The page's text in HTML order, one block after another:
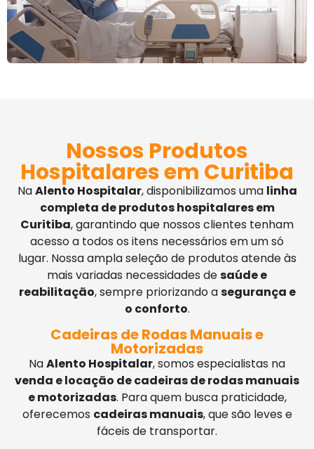
Nossos Produtos
Hospitalares em Curitiba
NaAlento Hospitalar, disponibilizamos uma linha
completa de produtos hospitalares em
Curitiba, garantindo que nossos clientes tenham
acesso a todos os itens necessários em um só
lugar. Nossa ampla seleção de produtos atende às
mais variadas necessidades desaúde e
reabilitação, sempre priorizando asegurança e
o conforto.
Cadeiras de Rodas Manuais e
Motorizadas
NaAlento Hospitalar, somos especialistas na
venda e locação de cadeiras de rodas manuais
e motorizadas. Para quem busca praticidade,
oferecemos cadeiras manuais, que são leves e
fáceis de transportar.